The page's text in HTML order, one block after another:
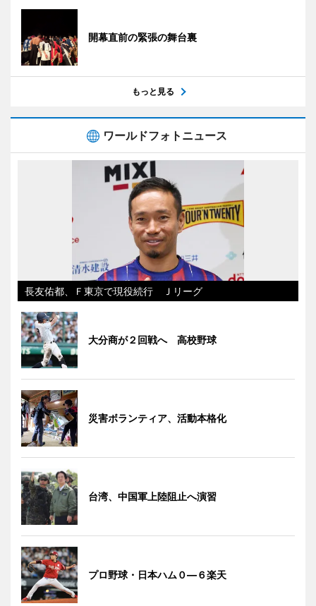
開幕直前の緊張の舞台裏
もっと見る
ワールドフォトニュース
長友佑都、Ｆ東京で現役続行 Ｊリーグ
大分商が２回戦へ 高校野球
災害ボランティア、活動本格化
台湾、中国軍上陸阻止へ演習
プロ野球・日本ハム０―６楽天